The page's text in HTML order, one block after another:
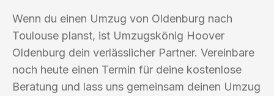
Wenn du einen Umzug von Oldenburg nach
Toulouse planst, ist Umzugskönig Hoover
Oldenburg dein verlässlicher Partner. Vereinbare
noch heute einen Termin für deine kostenlose
Beratung und lass uns gemeinsam deinen Umzug